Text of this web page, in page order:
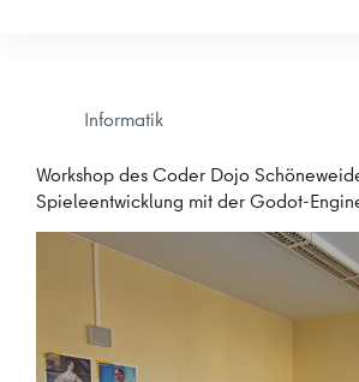
Informatik
Workshop des Coder Dojo
Spieleentwicklung mit der Godot-